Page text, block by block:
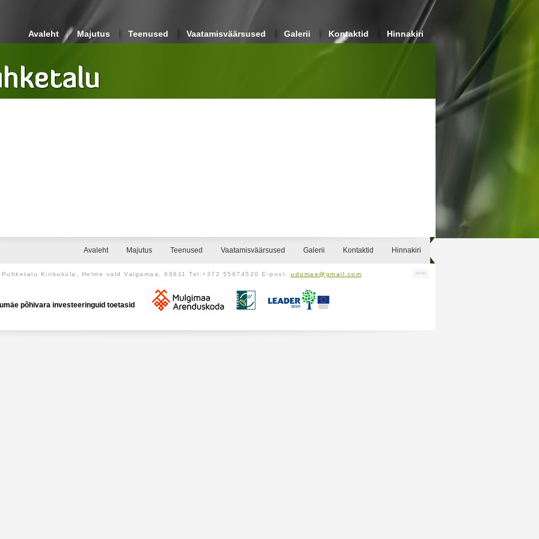
Avaleht Majutus Teenused Vaatamisväärsused Galerii Kontaktid Hinnakiri
Avaleht Majutus Teenused Vaatamisväärsused Galerii Kontaktid Hinnakiri
Puhketalu Kirikuküla, Helme vald Valgamaa, 68611 Tel:+372 55674520 E-post: udumae@gmail.com
põhivara investeeringuid toetasid